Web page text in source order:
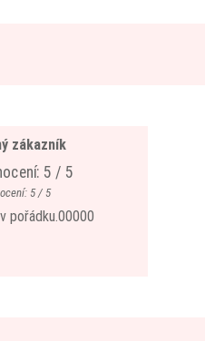
zákazník
5 / 5
pořádku.00000